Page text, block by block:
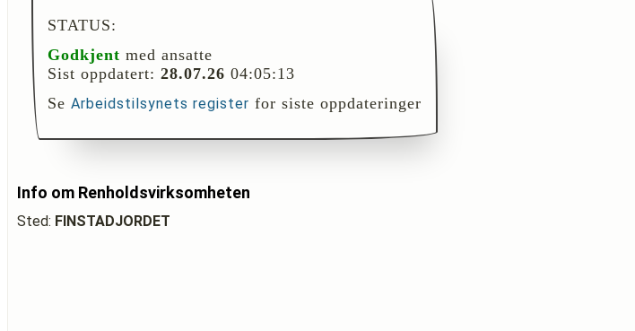
STATUS:
Godkjent med ansatte
Sist oppdatert: 28.07.26 04:05:13
Se Arbeidstilsynets register for siste oppdateringer
Info om Renholdsvirksomheten
Sted: FINSTADJORDET